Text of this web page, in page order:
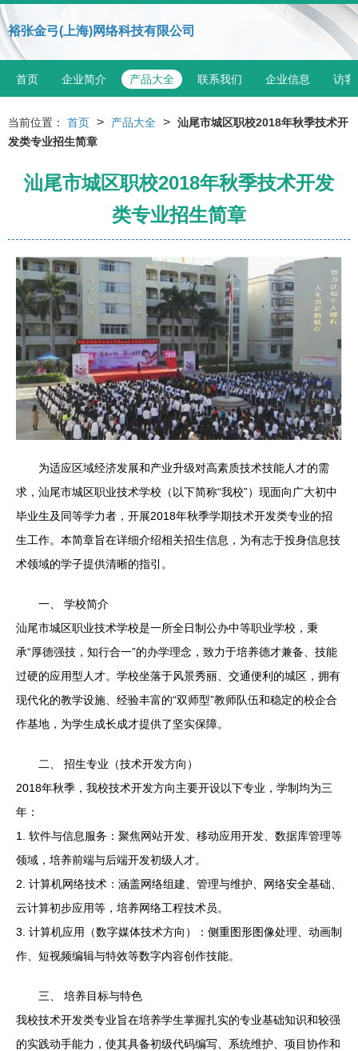
裕张金弓(上海)网络科技有限公司
首页 企业简介 产品大全 联系我们 企业信息 访客
当前位置： 首页 > 产品大全 > 汕尾市城区职校2018年秋季技术开
发类专业招生简章
汕尾市城区职校2018年秋季技术开发
类专业招生简章
为适应区域经济发展和产业升级对高素质技术技能人才的需
求，汕尾市城区职业技术学校（以下简称“我校”）现面向广大初中
毕业生及同等学力者，开展2018年秋季学期技术开发类专业的招
生工作。本简章旨在详细介绍相关招生信息，为有志于投身信息技
术领域的学子提供清晰的指引。
一、 学校简介
汕尾市城区职业技术学校是一所全日制公办中等职业学校，秉
承“厚德强技，知行合一”的办学理念，致力于培养德才兼备、技能
过硬的应用型人才。学校坐落于风景秀丽、交通便利的城区，拥有
现代化的教学设施、经验丰富的“双师型”教师队伍和稳定的校企合
作基地，为学生成长成才提供了坚实保障。
二、 招生专业（技术开发方向）
2018年秋季，我校技术开发方向主要开设以下专业，学制均为三
年：
1. 软件与信息服务：聚焦网站开发、移动应用开发、数据库管理等
领域，培养前端与后端开发初级人才。
2. 计算机网络技术：涵盖网络组建、管理与维护、网络安全基础、
云计算初步应用等，培养网络工程技术员。
3. 计算机应用（数字媒体技术方向）：侧重图形图像处理、动画制
作、短视频编辑与特效等数字内容创作技能。
三、 培养目标与特色
我校技术开发类专业旨在培养学生掌握扎实的专业基础知识和较强
的实践动手能力，使其具备初级代码编写、系统维护、项目协作和